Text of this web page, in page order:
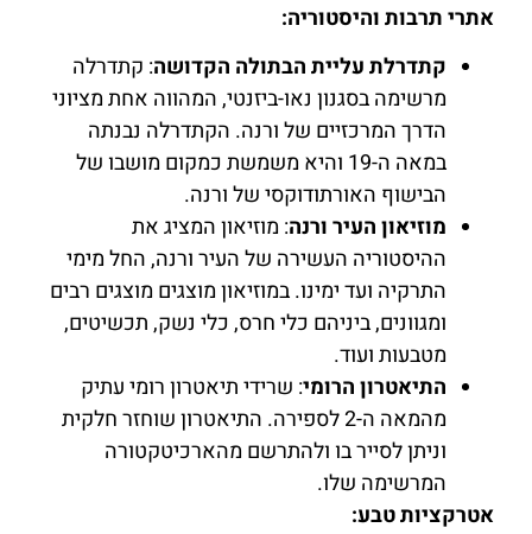
אתרי תרבות והיסטוריה:
קתדרלת עליית הבתולה הקדושה: קתדרלה
מרשימה בסגנון נאו-ביזנטי, המהווה אחת מציוני
הדרך המרכזיים של ורנה. הקתדרלה נבנתה
במאה ה-19 והיא משמשת כמקום מושבו של
הבישוף האורתודוקסי של ורנה.
מוזיאון העיר ורנה: מוזיאון המציג את
ההיסטוריה העשירה של העיר ורנה, החל מימי
התרקיה ועד ימינו. במוזיאון מוצגים מוצגים רבים
ומגוונים, ביניהם כלי חרס, כלי נשק, תכשיטים,
מטבעות ועוד.
התיאטרון הרומי: שרידי תיאטרון רומי עתיק
מהמאה ה-2 לספירה. התיאטרון שוחזר חלקית
וניתן לסייר בו ולהתרשם מהארכיטקטורה
המרשימה שלו.
אטרקציות טבע: